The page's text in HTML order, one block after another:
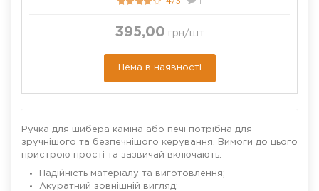
395,00 грн/шт
Нема в наявності
Ручка для шибера каміна або печі потрібна для
зручнішого та безпечнішого керування. Вимоги до цього
пристрою прості та зазвичай включають:
Надійність матеріалу та виготовлення;
Акуратний зовнішній вигляд;